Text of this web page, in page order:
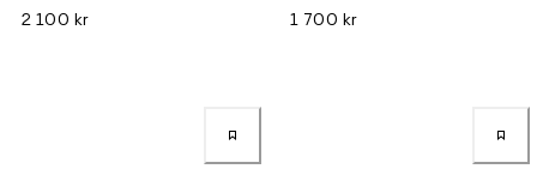
2 100 kr 1 700 kr